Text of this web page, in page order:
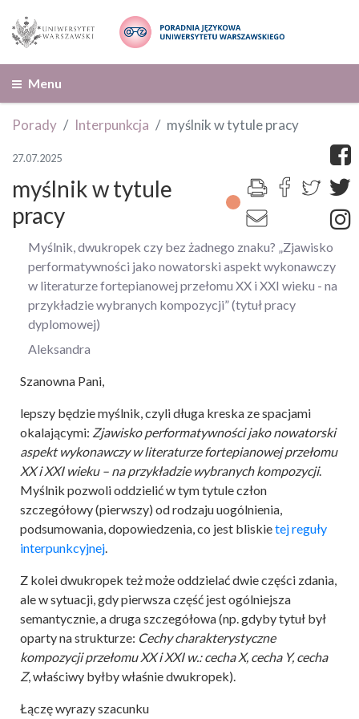
Menu
Porady Interpunkcja myślnik w tytule pracy
27.07.2025
myślnik w tytule
pracy
Myślnik, dwukropek czy bez żadnego znaku? „Zjawisko
performatywności jako nowatorski aspekt wykonawczy
w literaturze fortepianowej przełomu XX i XXI wieku - na
przykładzie wybranych kompozycji” (tytuł pracy
dyplomowej)
Aleksandra
Szanowna Pani,
lepszy będzie myślnik, czyli długa kreska ze spacjami
okalającymi: Zjawisko performatywności jako nowatorski
aspekt wykonawczy w literaturze fortepianowej przełomu
XX i XXI wieku – na przykładzie wybranych kompozycji.
Myślnik pozwoli oddzielić w tym tytule człon
szczegółowy (pierwszy) od rodzaju uogólnienia,
podsumowania, dopowiedzenia, co jest bliskietej reguły
interpunkcyjnej.
Z kolei dwukropek też może oddzielać dwie części zdania,
ale w sytuacji, gdy pierwsza część jest ogólniejsza
semantycznie, a druga szczegółowa (np. gdyby tytuł był
oparty na strukturze: Cechy charakterystyczne
kompozycji przełomu XX i XXI w.: cecha X, cecha Y, cecha
Z, właściwy byłby właśnie dwukropek).
Łączę wyrazy szacunku